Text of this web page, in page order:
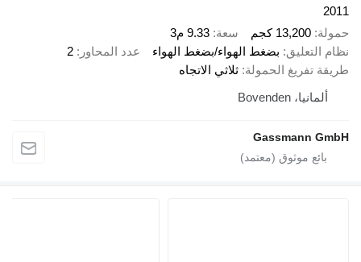
2011
حمولة 13,200 كجم سعة 9.33 م3
نظام التعليق بضغط الهواء/بضغط الهواء عدد المحاور
2
طريقة تفريغ الحمولة ثلاثي الاتجاه
ألمانيا، Bovenden
Gassmann GmbH